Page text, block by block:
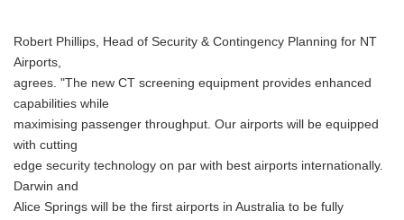
Robert Phillips, Head of Security & Contingency Planning for NT
Airports,
agrees. "The new CT screening equipment provides enhanced
capabilities while
maximising passenger throughput. Our airports will be equipped
with cutting
edge security technology on par with best airports internationally.
Darwin and
Alice Springs will be the first airports in Australia to be fully